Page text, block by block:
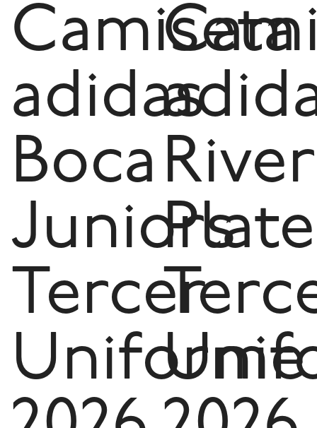
Camiseta
adidas
Boca
Juniors
Tercer
Uniforme
River
Plate